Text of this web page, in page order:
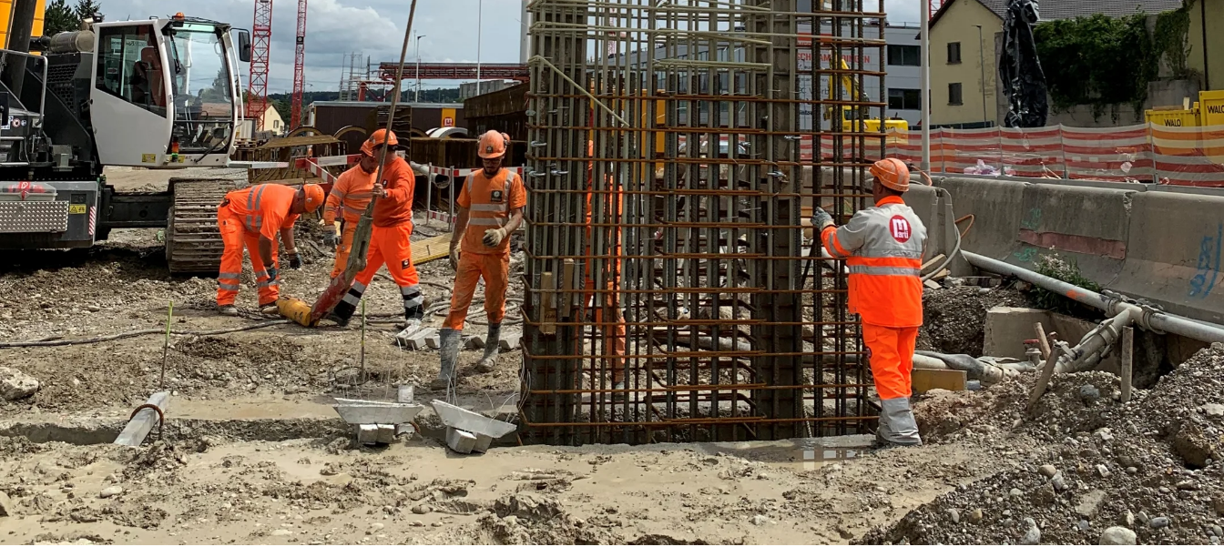
SWELLFLEX®
Quellbänder Zubehör
Injektionsschläuche
Zurück Injektionsschläuche
PLURAFLEX®
Injektionsschläuche Zubehör
Injektionsschläuche Sets
Befestigung
Zurück Befestigung
Ankerschienen
Zurück Ankerschienen
Ankerschiene JSA K
Ankerschiene JTA W
Ankerschiene JTA K
Ankerschiene JTA RT W
Ankerschiene JTA RF W
Ankerschiene JXA W, gezahnt
Ankerschiene JXA PC W, gezahnt
Ankerschiene JZA K, gezahnt
Montageschienen
Zurück Montageschienen
Montageschiene JM W